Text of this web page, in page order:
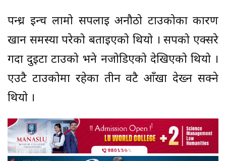
पन्ध्र इन्च लामो सर्पलाई अनौठो टाउकोका कारण
खान समस्या परेको बताइएको थियो । सर्पको एक्सरे
गर्दा दुईटा टाउको भने नजोडिएको देखिएको थियो ।
एउटै टाउकोमा रहेका तीन वटै आँखा देख्न सक्ने
थियो ।